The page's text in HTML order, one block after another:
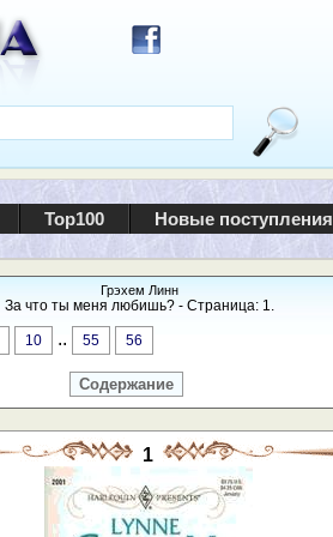
Top100 Новые поступления
Грэхем Линн
За что ты меня любишь? - Страница: 1.
10 .. 55 56
Содержание
1